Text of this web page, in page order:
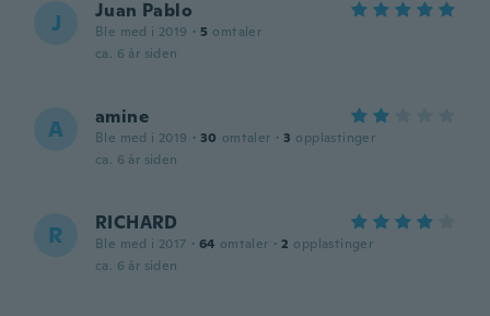
J Juan Pablo
Ble med i 2019 · 5 omtaler
ca. 6 år siden
A amine
Ble med i 2019 · 30 omtaler · 3 opplastinger
ca. 6 år siden
R RICHARD
Ble med i 2017 · 64 omtaler · 2 opplastinger
ca. 6 år siden